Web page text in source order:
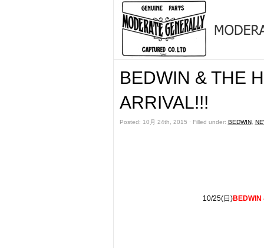
BEDWIN & THE
ARRIVAL!!!
Posted: 10月 24th, 2015 ˑ Filled under: BEDWIN,
10/25(日)BEDWIN